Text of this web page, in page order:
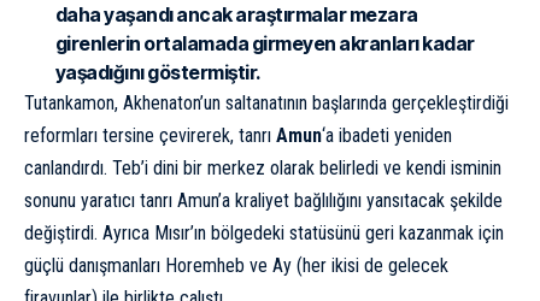
daha yaşandı ancak araştırmalar mezara
girenlerin ortalamada girmeyen akranları kadar
yaşadığını göstermiştir.
Tutankamon, Akhenaton’un saltanatının başlarında gerçekleştirdiği
reformları tersine çevirerek, tanrı Amun‘a ibadeti yeniden
canlandırdı. Teb’i dini bir merkez olarak belirledi ve kendi isminin
sonunu yaratıcı tanrı Amun’a kraliyet bağlılığını yansıtacak şekilde
değiştirdi. Ayrıca Mısır’ın bölgedeki statüsünü geri kazanmak için
güçlü danışmanları Horemheb ve Ay (her ikisi de gelecek